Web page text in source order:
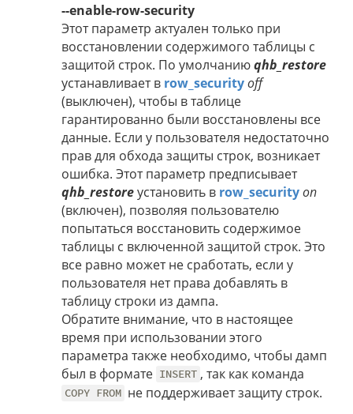
--enable-row-security
Этот параметр актуален только при
восстановлении содержимого таблицы с
защитой строк. По умолчаниюqhb_restore
устанавливает в row_securityoff
(выключен), чтобы в таблице
гарантированно были восстановлены все
данные. Если у пользователя недостаточно
прав для обхода защиты строк, возникает
ошибка. Этот параметр предписывает
qhb_restoreустановить в row_securityon
(включен), позволяя пользователю
попытаться восстановить содержимое
таблицы с включенной защитой строк. Это
все равно может не сработать, если у
пользователя нет права добавлять в
таблицу строки из дампа.
Обратите внимание, что в настоящее
время при использовании этого
параметра также необходимо, чтобы дамп
был в формате INSERT , так как команда
COPY FROM не поддерживает защиту строк.